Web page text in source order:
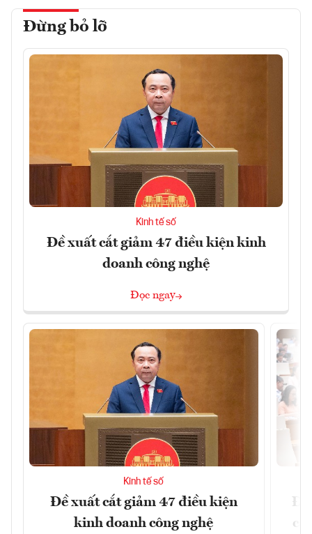
Đừng bỏ lỡ
Kinh tế số
Đề xuất cắt giảm 47 điều kiện kinh
doanh công nghệ
Đọc ngay
Kinh tế số
Đề xuất cắt giảm 47 điều kiện
kinh doanh công nghệ
Đề